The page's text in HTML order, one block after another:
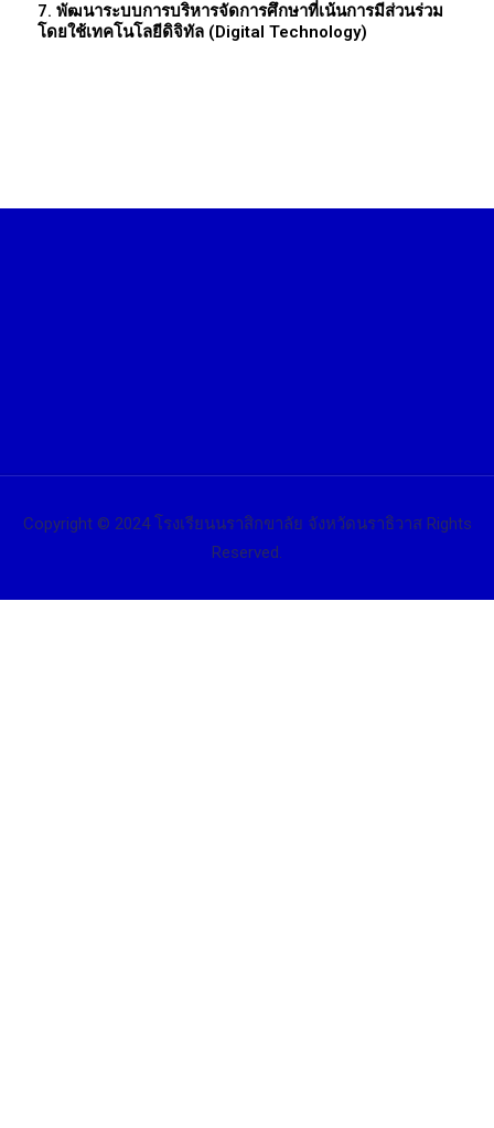
7. พัฒนาระบบการบริหารจัดการศึกษาที่เน้นการมีส่วนร่วม
โดยใช้เทคโนโลยีดิจิทัล (Digital Technology)
Copyright © 2024 โรงเรียนนราสิกขาลัย จังหวัดนราธิวาส Rights
Reserved.